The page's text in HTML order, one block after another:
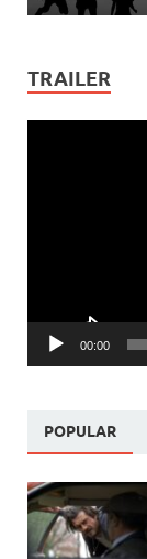
TRAILER
00:00
POPULAR